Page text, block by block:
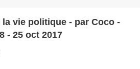
vie politique - par Coco -
- 25 oct 2017